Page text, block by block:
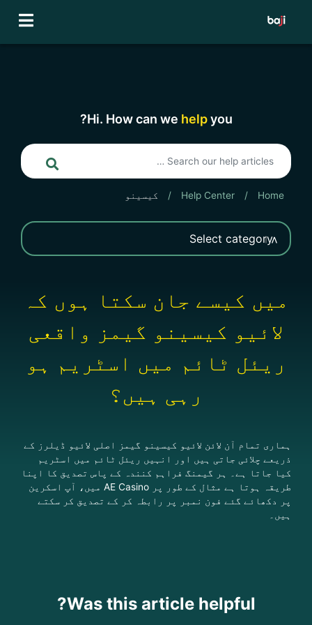
Hi. How can we helpyou?
Home
/
Help Center
/ کیسینو
میں کیسے جان سکتا ہوں کہ
لائیو کیسینو گیمز واقعی
ریئل ٹائم میں اسٹریم ہو
رہی ہیں؟
ہماری تمام آن لائن لائیو کیسینو گیمز اصلی لائیو ڈیلرز کے
ذریعے چلائی جاتی ہیں اور انہیں ریئل ٹائم میں اسٹریم
کیا جاتا ہے۔ ہر گیمنگ فراہم کنندہ کے پاس تصدیق کا اپنا
طریقہ ہوتا ہے مثال کے طور پر AE Casino میں، آپ اسکرین
پر دکھائے گئے فون نمبر پر رابطہ کر کے تصدیق کر سکتے
ہیں۔
Was this article helpful?